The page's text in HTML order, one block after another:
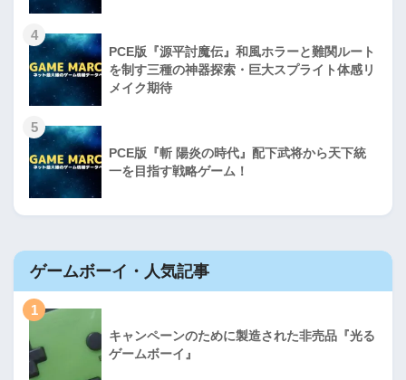
4
PCE版『源平討魔伝』和風ホラーと難関ルート
を制す三種の神器探索・巨大スプライト体感リ
メイク期待
5
PCE版『斬 陽炎の時代』配下武将から天下統
一を目指す戦略ゲーム！
ゲームボーイ・人気記事
1
キャンペーンのために製造された非売品『光る
ゲームボーイ』